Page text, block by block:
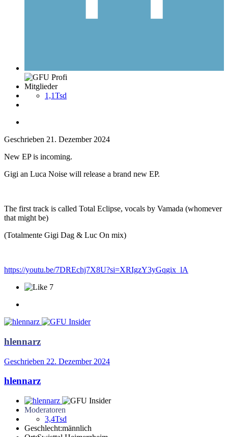
Mitglieder
1,1Tsd
Geschrieben 21. Dezember 2024
New EP is incoming.
Gigi an Luca Noise will release a brand new EP.
The first track is called Total Eclipse, vocals by Vamada (whomever
that might be)
(Totalmente Gigi Dag & Luc On mix)
https://youtu.be/7DREchj7X8U?si=XRIgzY3yGqgix_lA
7
hlennarz
Geschrieben 22. Dezember 2024
hlennarz
Moderatoren
3,4Tsd
Geschlecht:männlich